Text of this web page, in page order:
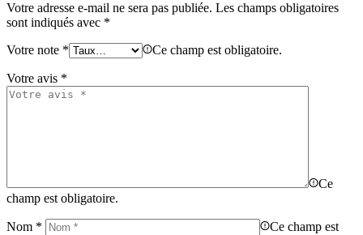
Votre adresse e-mail ne sera pas publiée. Les champs obligatoires
sont indiqués avec *
Votre note * Ce champ est obligatoire.
Votre avis *
Ce
champ est obligatoire.
Nom *
Ce champ est